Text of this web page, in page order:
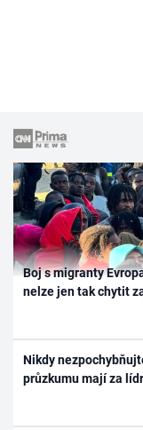
Boj s migranty
nelze jen tak chytit
Nikdy
průzkumu mají za